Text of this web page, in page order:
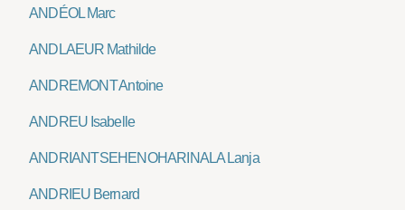
ANDÉOL Marc
ANDLAEUR Mathilde
ANDREMONT Antoine
ANDREU Isabelle
ANDRIANTSEHENOHARINALA Lanja
ANDRIEU Bernard